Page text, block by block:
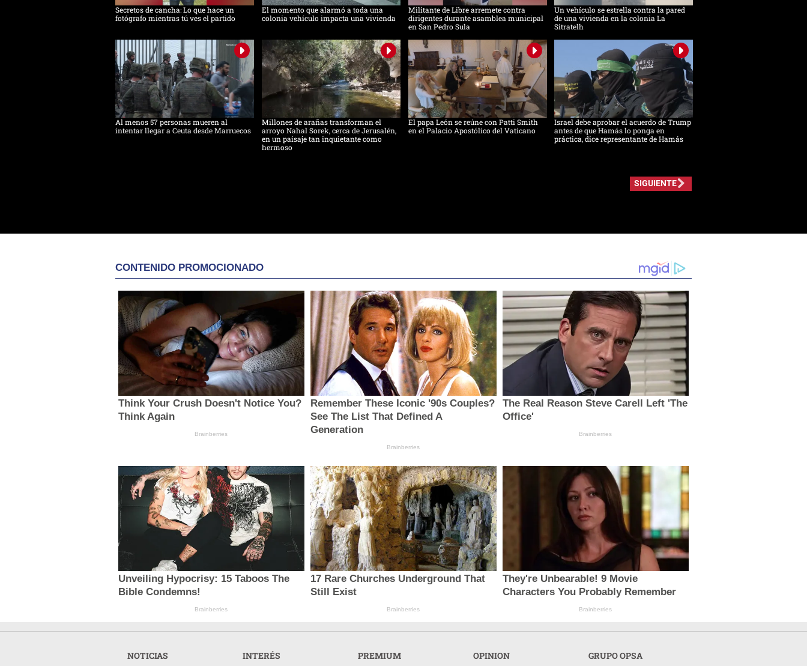
Secretos de cancha: Lo que hace un
fotógrafo mientras tú ves el partido
El momento que alarmó a toda una
colonia vehículo impacta una vivienda
Militante de Libre arremete contra
dirigentes durante asamblea municipal
en San Pedro Sula
Un vehículo se estrella contra la pared
de una vivienda en la colonia La
Sitratelh
Al menos 57 personas mueren al
intentar llegar a Ceuta desde Marruecos
Millones de arañas transforman el
arroyo Nahal Sorek, cerca de Jerusalén,
en un paisaje tan inquietante como
hermoso
El papa León se reúne con Patti Smith
en el Palacio Apostólico del Vaticano
Israel debe aprobar el acuerdo de Trump
antes de que Hamás lo ponga en
práctica, dice representante de Hamás
SIGUIENTE
CONTENIDO PROMOCIONADO
Think Your Crush Doesn't Notice You?
Think Again
Brainberries
Remember These Iconic '90s Couples?
See The List That Defined A
Generation
Brainberries
The Real Reason Steve Carell Left 'The
Office'
Brainberries
Unveiling Hypocrisy: 15 Taboos The
Bible Condemns!
Brainberries
17 Rare Churches Underground That
Still Exist
Brainberries
They're Unbearable! 9 Movie
Characters You Probably Remember
Brainberries
NOTICIAS INTERÉS PREMIUM OPINION GRUPO OPSA